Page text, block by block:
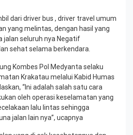
dari driver bus , driver travel umum
yang melintas, dengan hasil yang
jalan seluruh nya Negatif
sehat selama berkendara.
Kombes Pol Medyanta selaku
Krakatau melalui Kabid Humas
“Ini adalah salah satu cara
oleh operasi keselamatan yang
lalu lintas sehingga
jalan lain nya”, ucapnya